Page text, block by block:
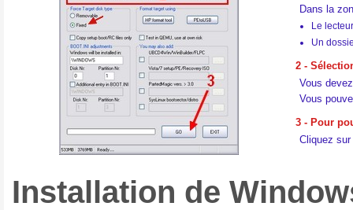
Dans la
Le
Un
2 -
Vous
Vous
3 - Pour
Cliquez sur
Installation de